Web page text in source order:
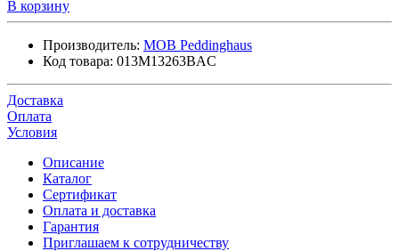
В корзину
Производитель: MOB Peddinghaus
Код товара: 013M13263BAC
Доставка
Оплата
Условия
Описание
Каталог
Сертификат
Оплата и доставка
Гарантия
Приглашаем к сотрудничеству